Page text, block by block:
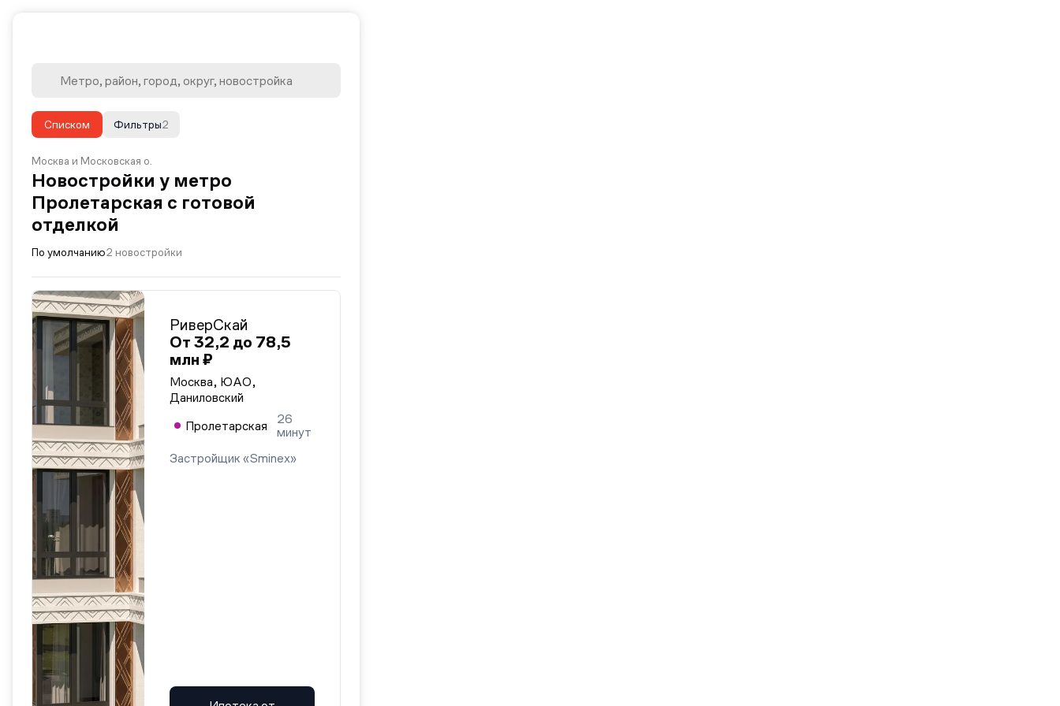
Списком 2
Фильтры
Москва и Московская о.
Новостройки у метро
Пролетарская с готовой
отделкой
По умолчанию2 новостройки
РиверСкай
От 32,2 до 78,5
млн ₽
Москва, ЮАО,
Даниловский
Пролетарская
26
минут
Застройщик «Sminex»